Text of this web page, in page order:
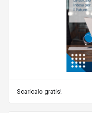
Scaricalo gratis!